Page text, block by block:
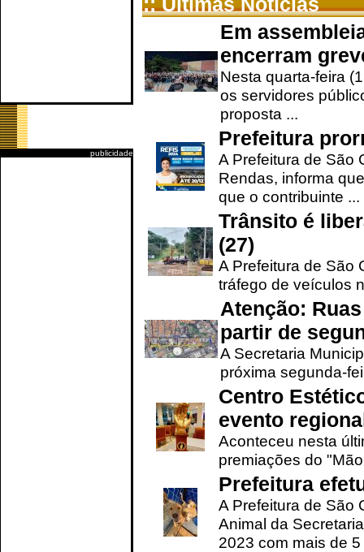
publicidade
Em
encerram
Nesta quarta-feira
os servidores
proposta ...
Prefeitura
A Prefeitura de São
Rendas, informa
que o contribuinte ...
Trânsito é
(27)
A Prefeitura de São
tráfego de veículos
Atenção:
partir de
A Secretaria
próxima segunda-
Centro
evento
Aconteceu nesta
premiações do
Prefeitura
A Prefeitura de São
Animal da
2023 com mais de 5